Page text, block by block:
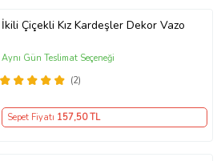
İkili Çiçekli Kız Kardeşler Dekor Vazo
(2)
Aynı Gün Teslimat Seçeneği
Sepet Fiyatı 157,50 TL